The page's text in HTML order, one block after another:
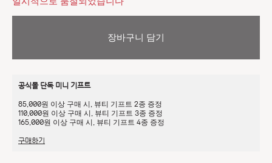
장바구니 담기
공식몰 단독 미니 기프트
85,000원 이상 구매 시, 뷰티 기프트 2종 증정
110,000원 이상 구매 시, 뷰티 기프트 3종 증정
165,000원 이상 구매 시, 뷰티 기프트 4종 증정
구매하기